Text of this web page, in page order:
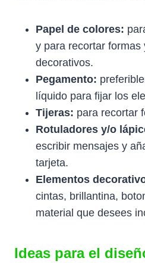
Papel de colores:
y para recortar formas
decorativos.
Pegamento:
líquido para fijar los
Tijeras: para recortar
Rotuladores y/o
escribir mensajes y
tarjeta.
Elementos
cintas, brillantina,
material que desees
Ideas para el